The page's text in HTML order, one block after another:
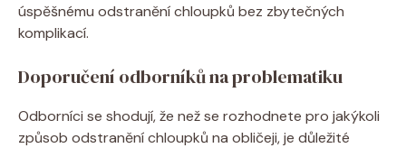
úspěšnému odstranění chloupků bez zbytečných
komplikací.
Doporučení odborníků na problematiku
Odborníci se shodují, že než se rozhodnete pro jakýkoli
způsob odstranění chloupků na obličeji, je důležité